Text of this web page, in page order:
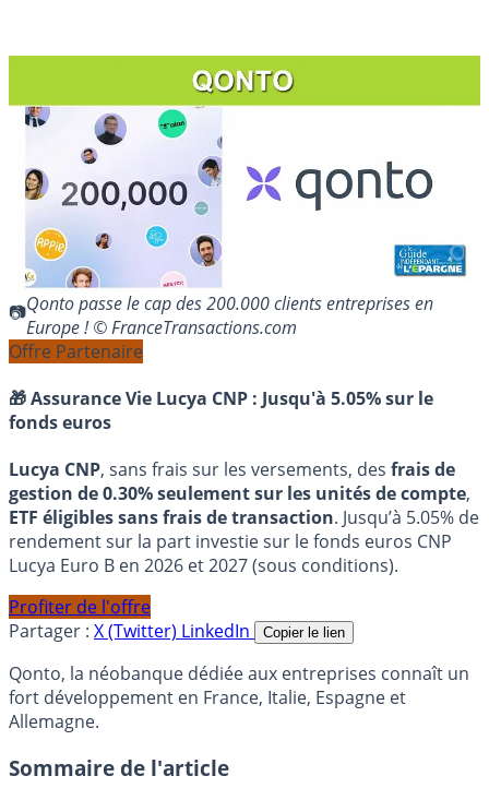
Qonto passe le cap des 200.000 clients entreprises en
Europe ! © FranceTransactions.com
Offre Partenaire
🎁 Assurance Vie Lucya CNP : Jusqu'à 5.05% sur le
fonds euros
Lucya CNP, sans frais sur les versements, des frais de
gestion de 0.30% seulement sur les unités de compte,
ETF éligibles sans frais de transaction. Jusqu’à 5.05% de
rendement sur la part investie sur le fonds euros CNP
Lucya Euro B en 2026 et 2027 (sous conditions).
Profiter de l'offre
Partager : X (Twitter) LinkedIn Copier le lien
Qonto, la néobanque dédiée aux entreprises connaît un
fort développement en France, Italie, Espagne et
Allemagne.
Sommaire de l'article